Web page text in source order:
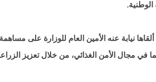
الوطنية.
نيابة عنه الأمين العام للوزارة على
في مجال الأمن الغذائي، من خلال تعزيز